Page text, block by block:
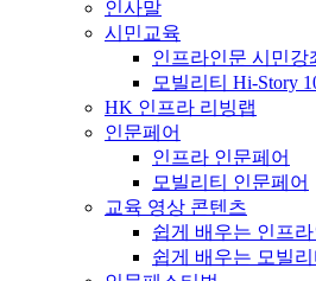
인사말
시민교육
인프라인문 시민강
모빌리티 Hi-Story
HK 인프라 리빙랩
인문페어
인프라 인문페어
모빌리티 인문페어
교육 영상 콘텐츠
쉽게 배우는 인프
쉽게 배우는 모빌